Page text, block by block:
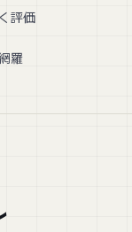
評価
羅